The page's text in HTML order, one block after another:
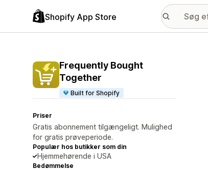
Shopify App Store
Frequently Bought
Together
Built for Shopify
Priser
Gratis abonnement tilgængeligt. Mulighed
for gratis prøveperiode.
Populær hos butikker som din
Hjemmehørende i USA
Bedømmelse